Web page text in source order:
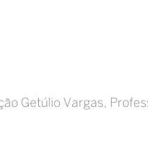
Getúlio Vargas,